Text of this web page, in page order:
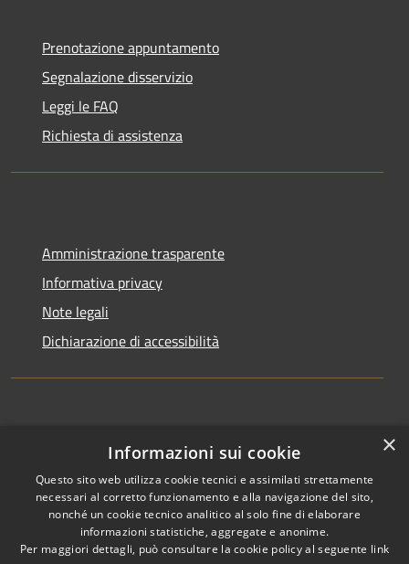
Prenotazione appuntamento
Segnalazione disservizio
Leggi le FAQ
Richiesta di assistenza
Amministrazione trasparente
Informativa privacy
Note legali
Dichiarazione di accessibilità
RSS
Accessibilità
Cookie
Copyright © 2026 • Comune di
Appignano del Tronto •
Powered byMunicipium
Accesso redazione
×
Informazioni sui cookie
Questo sito web utilizza cookie tecnici e assimilati strettamente
necessari al corretto funzionamento e alla navigazione del sito,
nonché un cookie tecnico analitico al solo fine di elaborare
informazioni statistiche, aggregate e anonime.
Per maggiori dettagli, può consultare la cookie policy al seguente link